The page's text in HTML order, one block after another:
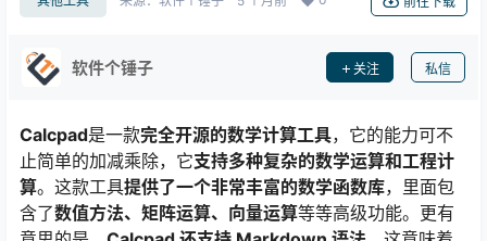
软件个锤子 关注 私信
Calcpad是一款完全开源的数学计算工具，它的能力可不
止简单的加减乘除，它支持多种复杂的数学运算和工程计
算。这款工具提供了一个非常丰富的数学函数库，里面包
含了数值方法、矩阵运算、向量运算等等高级功能。更有